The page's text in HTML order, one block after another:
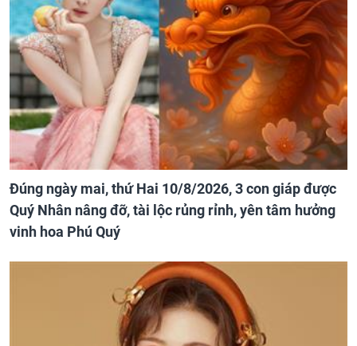
Đúng ngày mai, thứ Hai 10/8/2026, 3 con giáp được
Quý Nhân nâng đỡ, tài lộc rủng rỉnh, yên tâm hưởng
vinh hoa Phú Quý